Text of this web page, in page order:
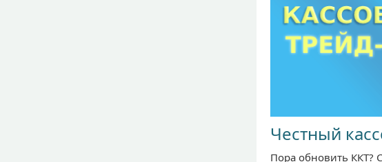
Честный
Пора обновить ККТ?